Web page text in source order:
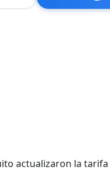
actualizaron la